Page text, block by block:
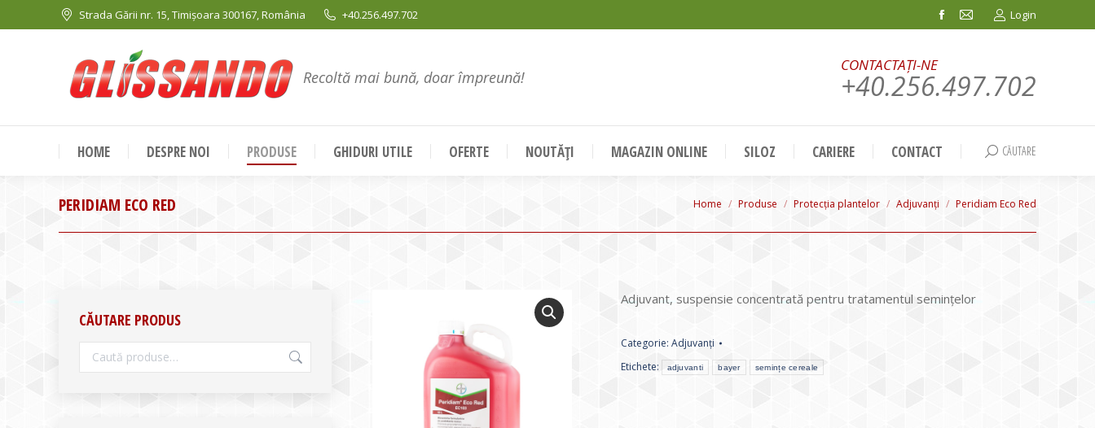
Strada Gării nr. 15, Timișoara 300167, România +40.256.497.702
Facebook
in
window
Mail
in
window
Login
Recoltă mai bună, doar împreună!
CONTACTAȚI-NE
+40.256.497.702
HOME DESPRE NOI PRODUSE GHIDURI UTILE OFERTE NOUTĂȚI MAGAZIN ONLINE SILOZ CARIERE CONTACT Search:
CĂUTARE
PERIDIAM ECO RED You are here:
Home Produse Protecția plantelor Adjuvanți Peridiam Eco Red
Adjuvant, suspensie concentrată pentru tratamentul semințelor
Categorie: Adjuvanți
Etichete:
adjuvanti bayer semințe cereale
CĂUTARE PRODUS